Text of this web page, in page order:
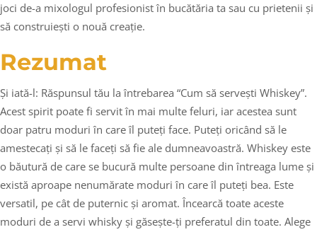
joci de-a mixologul profesionist în bucătăria ta sau cu prietenii și
să construiești o nouă creație.
Rezumat
Și iată-l: Răspunsul tău la întrebarea “Cum să servești Whiskey”.
Acest spirit poate fi servit în mai multe feluri, iar acestea sunt
doar patru moduri în care îl puteți face. Puteți oricând să le
amestecați și să le faceți să fie ale dumneavoastră. Whiskey este
o băutură de care se bucură multe persoane din întreaga lume și
există aproape nenumărate moduri în care îl puteți bea. Este
versatil, pe cât de puternic și aromat. Încearcă toate aceste
moduri de a servi whisky și găsește-ți preferatul din toate. Alege